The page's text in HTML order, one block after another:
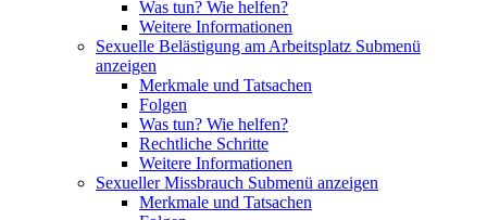
Was tun? Wie helfen?
Weitere Informationen
Sexuelle Belästigung am Arbeitsplatz Submenü
anzeigen
Merkmale und Tatsachen
Folgen
Was tun? Wie helfen?
Rechtliche Schritte
Weitere Informationen
Sexueller Missbrauch Submenü anzeigen
Merkmale und Tatsachen